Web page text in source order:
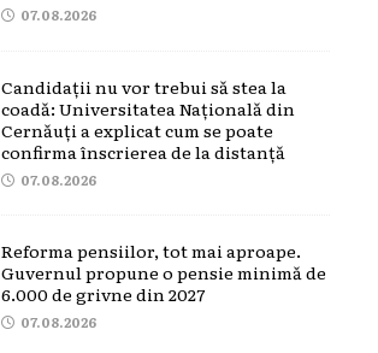
07.08.2026
Candidații nu vor trebui să stea la
coadă: Universitatea Națională din
Cernăuți a explicat cum se poate
confirma înscrierea de la distanță
07.08.2026
Reforma pensiilor, tot mai aproape.
Guvernul propune o pensie minimă de
6.000 de grivne din 2027
07.08.2026